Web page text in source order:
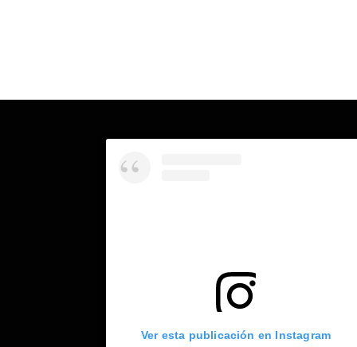
Ver esta publicación en Instagram